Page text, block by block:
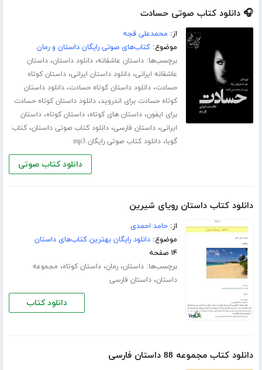
🎧 دانلود کتاب صوتی حسادت
از: محمدعلی قجه
موضوع:کتاب‌های صوتی رایگان داستان و رمان
برچسب‌ها:داستان عاشقانه،دانلود داستان،داستان
عاشقانه ایرانی،دانلود داستان ایرانی،داستان کوتاه
حسادت،دانلود داستان کوتاه حسادت،دانلود داستان
کوتاه حسادت برای اندروید،دانلود داستان کوتاه حسادت
برای ایفون،داستان های کوتاه،داستان کوتاه،داستان
ایرانی،داستان فارسی،دانلود کتاب صوتی داستان،کتاب
گویا،دانلود کتاب صوتی رایگان mp3
دانلود کتاب صوتی
دانلود کتاب داستان رویای شیرین
از:حامد احمدی
موضوع:دانلود رایگان بهترین کتاب‌های داستان
۱۴ صفحه
برچسب‌ها:داستان،رمان،داستان کوتاه، مجموعه
داستان،داستان فارسی
دانلود کتاب
دانلود کتاب مجموعه 88 داستان فارسی